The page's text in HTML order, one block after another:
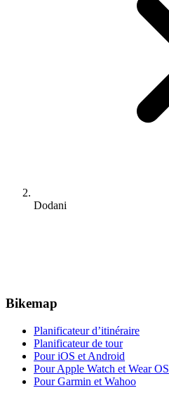
Dodani
Bikemap
Planificateur d’itinéraire
Planificateur de tour
Pour iOS et Android
Pour Apple Watch et Wear OS
Pour Garmin et Wahoo